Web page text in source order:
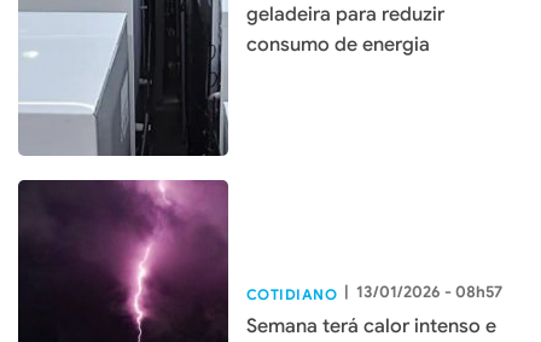
geladeira para reduzir
consumo de energia
COTIDIANO | 13/01/2026 - 08h57
Semana terá calor intenso e